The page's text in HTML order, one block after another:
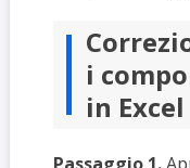
i
in Excel